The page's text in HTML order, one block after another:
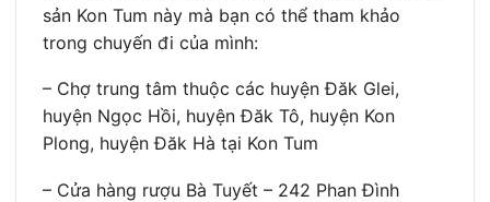
sản Kon Tum này mà bạn có thể tham khảo
trong chuyến đi của mình:
– Chợ trung tâm thuộc các huyện Đăk Glei,
huyện Ngọc Hồi, huyện Đăk Tô, huyện Kon
Plong, huyện Đăk Hà tại Kon Tum
– Cửa hàng rượu Bà Tuyết – 242 Phan Đình